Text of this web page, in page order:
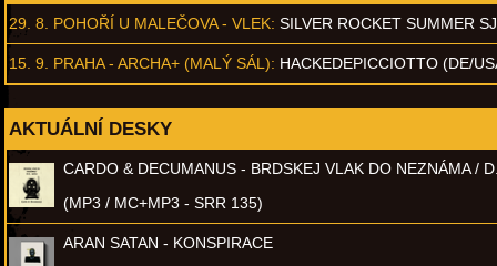
29. 8. POHOŘÍ U MALEČOVA - VLEK: SILVER ROCKET SUMMER
15. 9. PRAHA - ARCHA+ (MALÝ SÁL): HACKEDEPICCIOTTO (DE/
AKTUÁLNÍ DESKY
CARDO & DECUMANUS - BRDSKEJ VLAK DO NEZNÁMA /
(MP3 / MC+MP3 - SRR 135)
ARAN SATAN - KONSPIRACE